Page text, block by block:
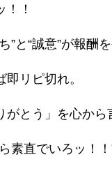
！
”と“誠意”が報酬
リピ切れ。
とう」を心から
直でいろッ！！